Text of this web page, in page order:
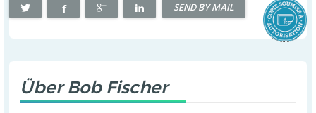
SEND BY MAIL
ÜberBob Fischer